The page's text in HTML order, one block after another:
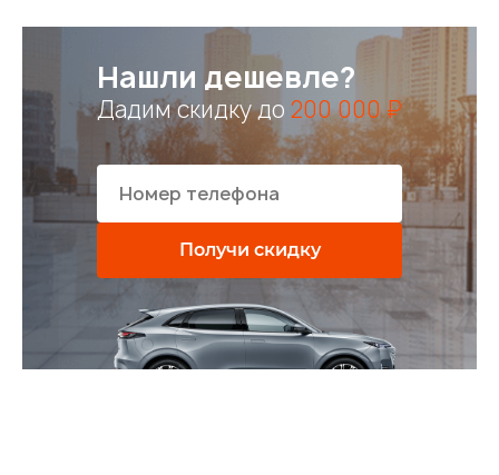
Нашли дешевле?
Дадим скидку до 200 000 ₽
Получи скидку